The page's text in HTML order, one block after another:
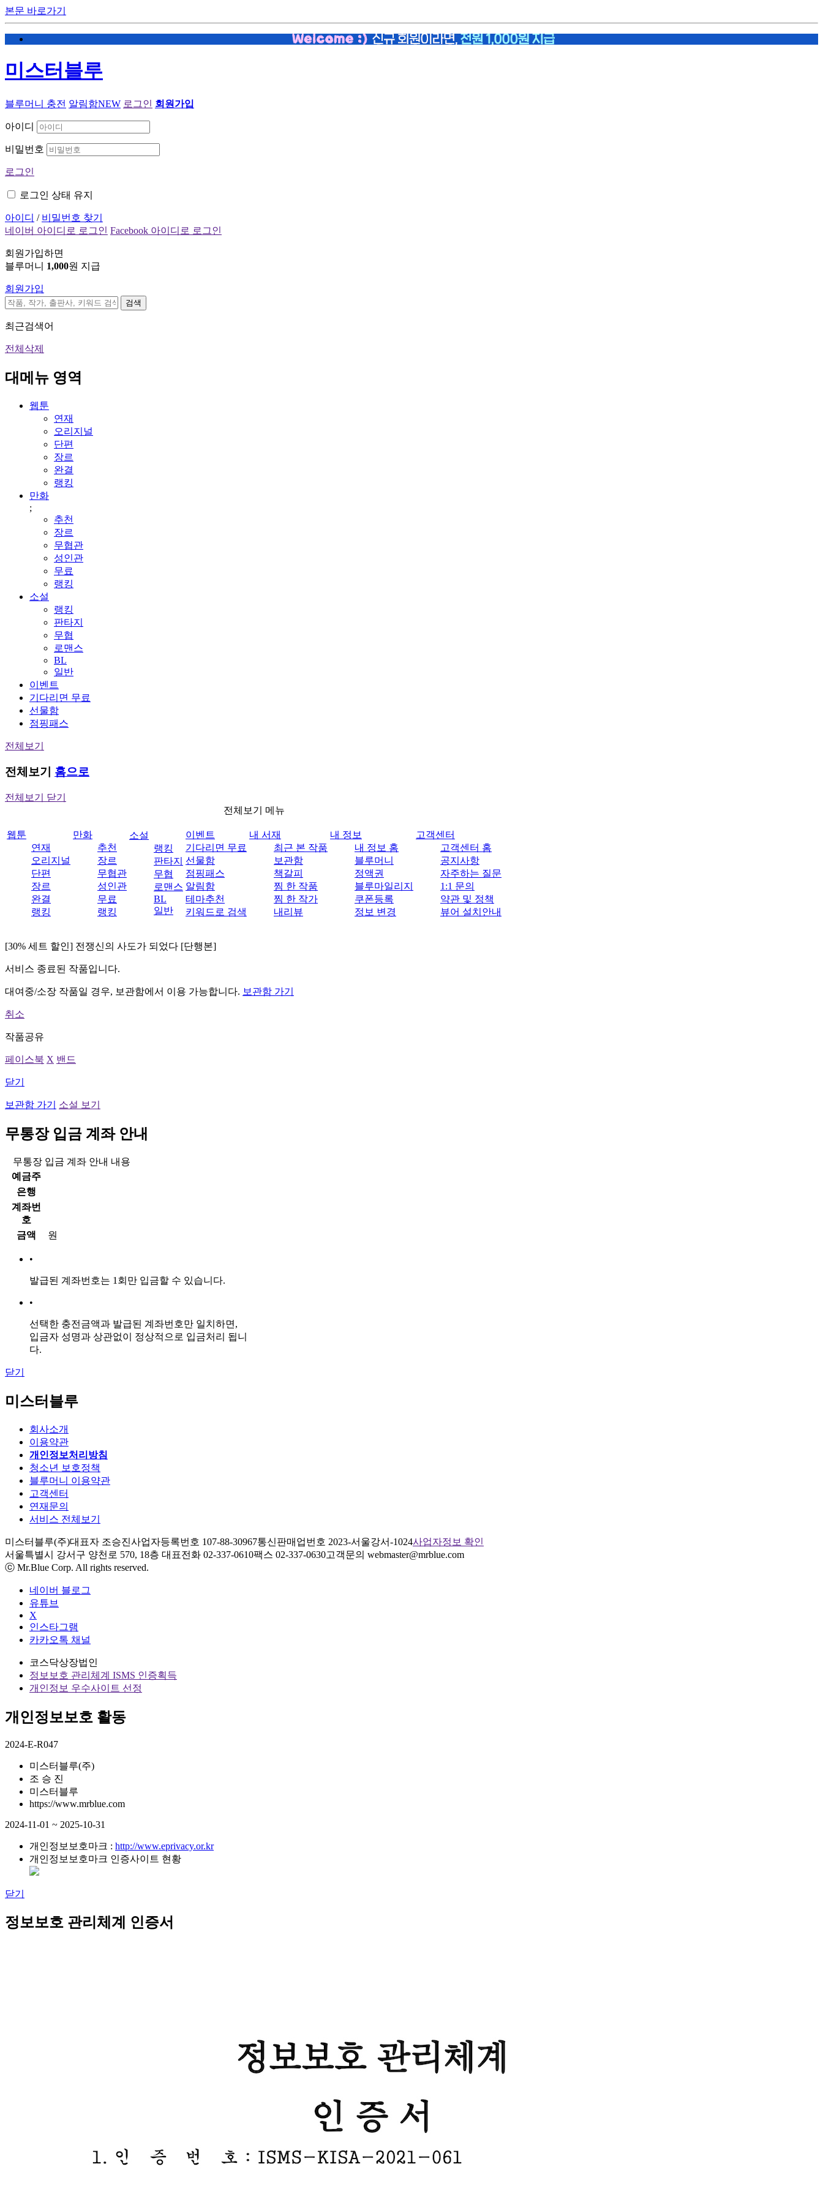
본문 바로가기
미스터블루
블루머니 충전 알림함NEW 로그인 회원가입
아이디
비밀번호
로그인
로그인 상태 유지
아이디 / 비밀번호 찾기
네이버 아이디로 로그인 Facebook 아이디로 로그인
회원가입하면
블루머니 1,000원 지급
회원가입
검색
최근검색어
전체삭제
대메뉴 영역
웹툰
연재
오리지널
단편
장르
완결
랭킹
만화
;
추천
장르
무협관
성인관
무료
랭킹
소설
랭킹
판타지
무협
로맨스
BL
일반
이벤트
기다리면 무료
선물함
점핑패스
전체보기
전체보기 홈으로
전체보기 닫기
전체보기 메뉴
웹툰
연재
오리지널
단편
장르
완결
랭킹
만화
추천
장르
무협관
성인관
무료
랭킹
소설
랭킹
판타지
무협
로맨스
BL
일반
이벤트
기다리면 무료
선물함
점핑패스
알림함
테마추천
키워드로 검색
내 서재
최근 본 작품
보관함
책갈피
찜 한 작품
찜 한 작가
내리뷰
내 정보
내 정보 홈
블루머니
정액권
블루마일리지
쿠폰등록
정보 변경
고객센터
고객센터 홈
공지사항
자주하는 질문
1:1 문의
약관 및 정책
뷰어 설치안내
[30% 세트 할인] 전쟁신의 사도가 되었다 [단행본]
서비스 종료된 작품입니다.
대여중/소장 작품일 경우, 보관함에서 이용 가능합니다. 보관함 가기
취소
작품공유
페이스북 X 밴드
닫기
보관함 가기 소설 보기
무통장 입금 계좌 안내
무통장 입금 계좌 안내 내용
예금주
은행
계좌번
호
금액
원
•
발급된 계좌번호는 1회만 입금할 수 있습니다.
•
선택한 충전금액과 발급된 계좌번호만 일치하면,
입금자 성명과 상관없이 정상적으로 입금처리 됩니
다.
닫기
미스터블루
회사소개
이용약관
개인정보처리방침
청소년 보호정책
블루머니 이용약관
고객센터
연재문의
서비스 전체보기
미스터블루(주)대표자 조승진사업자등록번호 107-88-30967통신판매업번호 2023-서울강서-1024사업자정보 확인
서울특별시 강서구 양천로 570, 18층 대표전화 02-337-0610팩스 02-337-0630고객문의 webmaster@mrblue.com
ⓒ Mr.Blue Corp. All rights reserved.
네이버 블로그
유튜브
X
인스타그램
카카오톡 채널
코스닥상장법인
정보보호 관리체계 ISMS 인증획득
개인정보 우수사이트 선정
개인정보보호 활동
2024-E-R047
미스터블루(주)
조 승 진
미스터블루
https://www.mrblue.com
2024-11-01 ~ 2025-10-31
개인정보보호마크 : http://www.eprivacy.or.kr
개인정보보호마크 인증사이트 현황
닫기
정보보호 관리체계 인증서